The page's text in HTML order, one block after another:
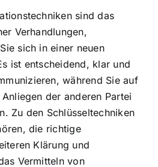
sind das
Verhandlungen,
sich in einer neuen
ist entscheidend, klar und
während Sie auf
der anderen Partei
Zu den Schlüsseltechniken
die richtige
Klärung und
Vermitteln von